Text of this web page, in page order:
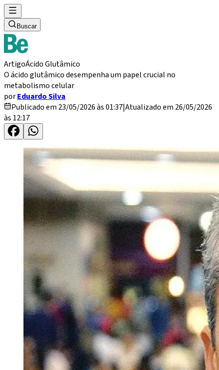
Buscar
ArtigoÁcido Glutâmico
O ácido glutâmico desempenha um papel crucial no
metabolismo celular
porEduardo Silva
Publicado em 23/05/2026 às 01:37|Atualizado em 26/05/2026
às 12:17